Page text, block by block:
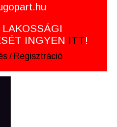
INGYEN ITT!
/ Regisztráció